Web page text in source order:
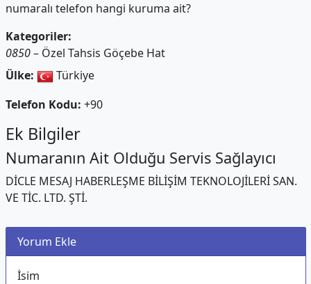
numaralı telefon hangi kuruma ait?
Kategoriler:
0850– Özel Tahsis Göçebe Hat
Ülke:
Türkiye
Telefon Kodu: +90
Ek Bilgiler
Numaranın Ait Olduğu Servis Sağlayıcı
DİCLE MESAJ HABERLEŞME BİLİŞİM TEKNOLOJİLERİ SAN.
VE TİC. LTD. ŞTİ.
Yorum Ekle
İsim